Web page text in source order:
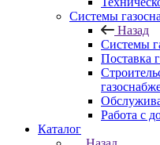
Системы
Назад
Системы
Поставка
Работа с
Каталог